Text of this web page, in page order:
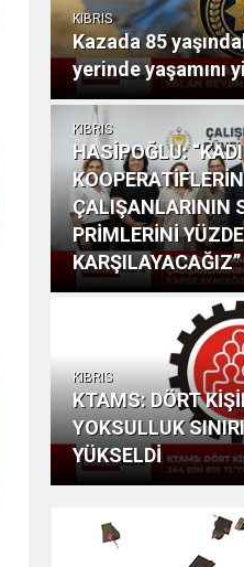
KIBRIS
Kazada 85
yerinde yaşamını
KIBRIS
HASİPOĞLU:
ÇALIŞANLARININ
PRİMLERİNİ
KARŞILAYACAĞIZ”
KIBRIS
KTAMS: DÖRT
YOKSULLUK
YÜKSELDİ